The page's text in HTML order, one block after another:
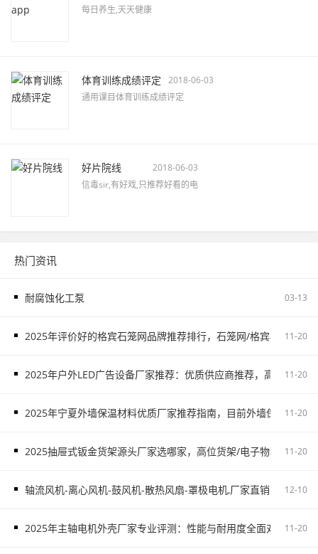
每日养生,天天健康
体育训练成绩评定
2018-06-03
通用课目体育训练成绩评定
好片院线
2018-06-03
信毒sir,有好戏,只推荐好看的电
热门资讯
耐腐蚀化工泵 03-13
2025年评价好的格宾石笼网品牌推荐排行，石笼网/格宾石笼网/河
11-20
2025年户外LED广告设备厂家推荐：优质供应商推荐，高铁广告/
11-20
2025年宁夏外墙保温材料优质厂家推荐指南，目前外墙保温材料
11-20
2025抽屉式钣金货架源头厂家选哪家，高位货架/电子物料架/抽
11-20
轴流风机-离心风机-鼓风机-散热风扇-罩极电机,厂家直销-首肯电子
12-10
2025年主轴电机外壳厂家专业评测：性能与耐用度全面对比，主
11-20